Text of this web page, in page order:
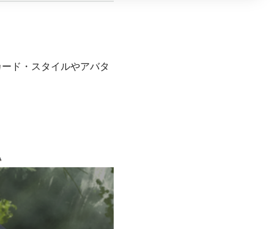
ド・スタイルやアバタ